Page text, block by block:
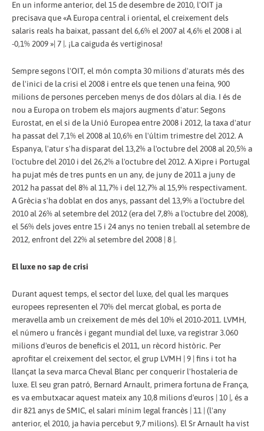
En un informe anterior, del 15 de desembre de 2010, l'OIT ja
precisava que «A Europa central i oriental, el creixement dels
salaris reals ha baixat, passant del 6,6% el 2007 al 4,6% el 2008 i al
-0,1% 2009 »| 7 |. ¡La caiguda és vertiginosa!
Sempre segons l'OIT, el món compta 30 milions d'aturats més des
de l'inici de la crisi el 2008 i entre els que tenen una feina, 900
milions de persones perceben menys de dos dòlars al dia. I és de
nou a Europa on trobem els majors augments d'atur: Segons
Eurostat, en el si de la Unió Europea entre 2008 i 2012, la taxa d'atur
ha passat del 7,1% el 2008 al 10,6% en l'últim trimestre del 2012. A
Espanya, l'atur s'ha disparat del 13,2% a l'octubre del 2008 al 20,5% a
l'octubre del 2010 i del 26,2% a l'octubre del 2012. A Xipre i Portugal
ha pujat més de tres punts en un any, de juny de 2011 a juny de
2012 ha passat del 8% al 11,7% i del 12,7% al 15,9% respectivament.
A Grècia s'ha doblat en dos anys, passant del 13,9% a l'octubre del
2010 al 26% al setembre del 2012 (era del 7,8% a l'octubre del 2008),
el 56% dels joves entre 15 i 24 anys no tenien treball al setembre de
2012, enfront del 22% al setembre del 2008 | 8 |.
El luxe no sap de crisi
Durant aquest temps, el sector del luxe, del qual les marques
europees representen el 70% del mercat global, es porta de
meravella amb un creixement de més del 10% el 2010-2011. LVMH,
el número u francès i gegant mundial del luxe, va registrar 3.060
milions d'euros de beneficis el 2011, un rècord històric. Per
aprofitar el creixement del sector, el grup LVMH | 9 | fins i tot ha
llançat la seva marca Cheval Blanc per conquerir l'hostaleria de
luxe. El seu gran patró, Bernard Arnault, primera fortuna de França,
es va embutxacar aquest mateix any 10,8 milions d'euros | 10 |, és a
dir 821 anys de SMIC, el salari mínim legal francès | 11 | (l'any
anterior, el 2010, ja havia percebut 9,7 milions). El Sr Arnault ha vist